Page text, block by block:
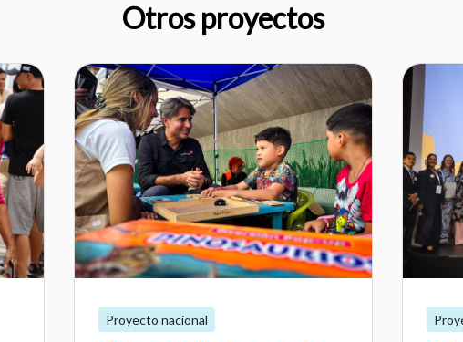
Otros proyectos
Proyecto nacional